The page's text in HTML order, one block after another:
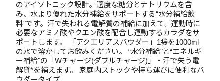
のアイソトニック設計。適度な糖分とナトリウムを含
み、水より優れた水分補給をサポートする“水分補給飲
料"です。汗で失われる電解質の補給に加えて、運動時に
必要なアミノ酸やクエン酸を配合し運動するカラダをサ
ポートします。 「アクエリアスパウダー」1袋を1000ml
の水で溶かしてお飲みください。 “水分補給"と“エネルギ
ー補給"の「Wチャージ(ダブルチャージ)」・汗で失う電
解質*を補えます。 家庭内ストックや持ち運びに便利なパ
ウダータイプ